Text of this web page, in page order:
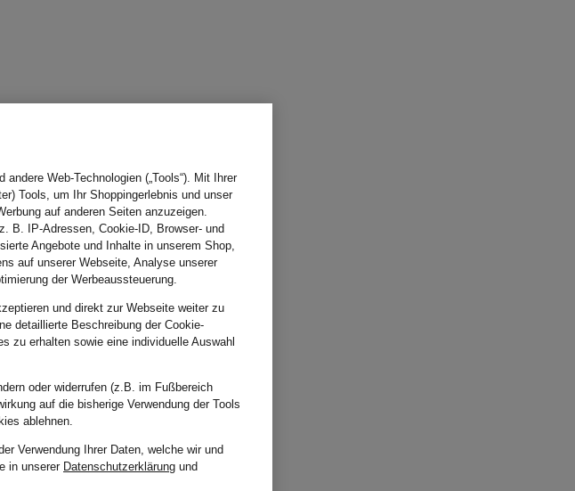
Web-Technologien („Tools“). Mit Ihrer
Tools, um Ihr Shoppingerlebnis und unser
auf anderen Seiten anzuzeigen.
B. IP-Adressen, Cookie-ID, Browser- und
Angebote und Inhalte in unserem Shop,
auf unserer Webseite, Analyse unserer
der Werbeaussteuerung.
und direkt zur Webseite weiter zu
detaillierte Beschreibung der Cookie-
zu erhalten sowie eine individuelle Auswahl
oder widerrufen (z.B. im Fußbereich
auf die bisherige Verwendung der Tools
ablehnen.
Verwendung Ihrer Daten, welche wir und
in unserer Datenschutzerklärung und